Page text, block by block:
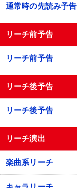
通常時の先読み予告
リーチ前予告
リーチ前予告
リーチ後予告
リーチ後予告
リーチ演出
楽曲系リーチ